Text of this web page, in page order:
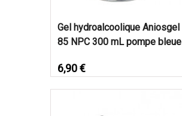
Gel hydroalcoolique Aniosgel
85 NPC 300 mL pompe bleue
Prix
6,90 €